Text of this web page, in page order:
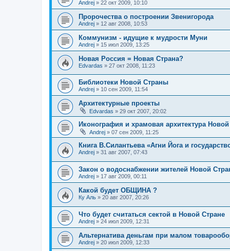
Andrej » 22 окт 2009, 10:10
Пророчества о построении Звенигорода
Andrej » 12 авг 2008, 10:53
Коммунизм - идущие к мудрости Муни
Andrej » 15 июл 2009, 13:25
Новая Россия = Новая Страна?
Edvardas » 27 окт 2008, 11:23
Библиотеки Новой Страны
Andrej » 10 сен 2009, 11:54
Архитектурные проекты
Edvardas » 29 окт 2007, 20:02
Иконография и храмовая архитектура
Andrej » 07 сен 2009, 11:25
Книга В.Силантьева «Агни Йога и
Andrej » 31 авг 2007, 07:43
Закон о водоснабжении жителей Новой
Andrej » 17 авг 2009, 00:11
Какой будет ОБЩИНА ?
Ку Аль » 20 авг 2007, 20:26
Что будет считаться сектой в Новой Стране
Andrej » 24 июл 2009, 12:31
Альтернатива деньгам при малом
Andrej » 20 июл 2009, 12:33